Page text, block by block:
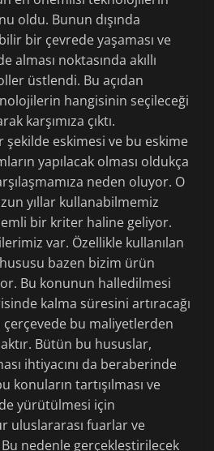
oldu. Bunun dışında
bir çevrede yaşaması ve
alması noktasında akıllı
üstlendi. Bu açıdan
hangisinin seçileceği
karşımıza çıktı.
şekilde eskimesi ve bu eskime
yapılacak olması oldukça
neden oluyor. O
yıllar kullanabilmemiz
bir kriter haline geliyor.
var. Özellikle kullanılan
bazen bizim ürün
Bu konunun halledilmesi
kalma süresini artıracağı
bu maliyetlerden
Bütün bu hususlar,
ihtiyacını da beraberinde
konuların tartışılması ve
yürütülmesi için
uluslararası fuarlar ve
nedenle gerçekleştirilecek